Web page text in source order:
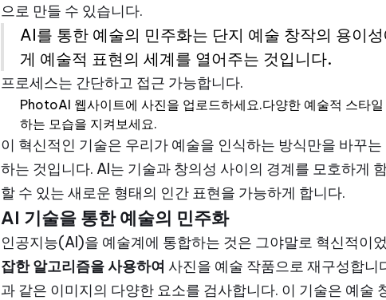
으로 만들 수 있습니다.
AI를 통한 예술의 민주화는 단지 예술 창작의 용이
게 예술적 표현의 세계를 열어주는 것입니다.
프로세스는 간단하고 접근 가능합니다.
PhotoAI 웹사이트에 사진을 업로드하세요.다양한 예술적 스타
하는 모습을 지켜보세요.
이 혁신적인 기술은 우리가 예술을 인식하는 방식만을 바꾸
하는 것입니다. AI는 기술과 창의성 사이의 경계를 모호하게
할 수 있는 새로운 형태의 인간 표현을 가능하게 합니다.
AI 기술을 통한 예술의 민주화
인공지능(AI)을 예술계에 통합하는 것은 그야말로 혁신적이
잡한 알고리즘을 사용하여 사진을 예술 작품으로 재구성합
과 같은 이미지의 다양한 요소를 검사합니다. 이 기술은 예술